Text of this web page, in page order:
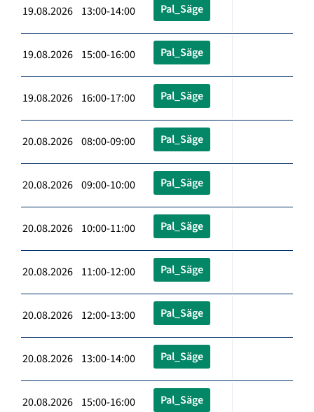
19.08.2026 13:00-14:00 Pal_Säge
19.08.2026 15:00-16:00 Pal_Säge
19.08.2026 16:00-17:00 Pal_Säge
20.08.2026 08:00-09:00 Pal_Säge
20.08.2026 09:00-10:00 Pal_Säge
20.08.2026 10:00-11:00 Pal_Säge
20.08.2026 11:00-12:00 Pal_Säge
20.08.2026 12:00-13:00 Pal_Säge
20.08.2026 13:00-14:00 Pal_Säge
20.08.2026 15:00-16:00 Pal_Säge